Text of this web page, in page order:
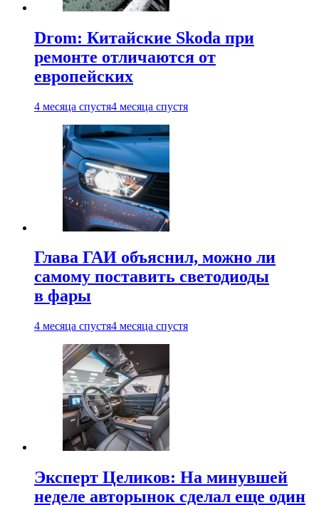
Drom: Китайские Skoda при
ремонте отличаются от
европейских
4 месяца спустя4 месяца спустя
Глава ГАИ объяснил, можно ли
самому поставить светодиоды
в фары
4 месяца спустя4 месяца спустя
Эксперт Целиков: На минувшей
неделе авторынок сделал еще один